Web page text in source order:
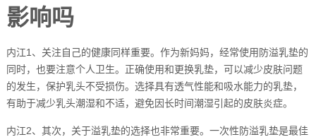
影响吗
内江1、关注自己的健康同样重要。作为新妈妈，经常使用防溢乳垫的
同时，也要注意个人卫生。正确使用和更换乳垫，可以减少皮肤问题
的发生，保护乳头不受损伤。选择具有透气性能和吸水能力的乳垫，
有助于减少乳头潮湿和不适，避免因长时间潮湿引起的皮肤炎症。
内江2、其次，关于溢乳垫的选择也非常重要。一次性防溢乳垫是最佳